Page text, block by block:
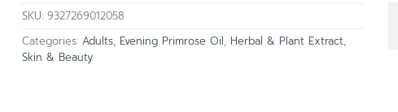
SKU: 9327269012058
Categories: Adults, Evening Primrose Oil, Herbal & Plant Extract,
Skin & Beauty